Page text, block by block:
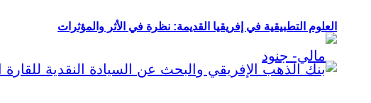
العلوم التطبيقية في إفريقيا القديمة: نظرة في الأثر والمؤثرات